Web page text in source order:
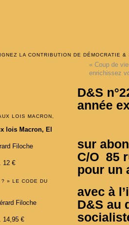
LA CONTRIBUTION DE DÉMOCRATIE &
«Coup de
enrichissez
D&S
année
sur
C/O 85
pour un
avec à
D&S au
LOIS MACRON,
lois Macron, El
Filoche
12 €
? » LE CODE DU
Filoche
14,95 €